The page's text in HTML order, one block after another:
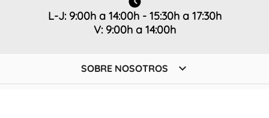
L-J: 9:00h a 14:00h - 15:30h a 17:30h
V: 9:00h a 14:00h
SOBRE NOSOTROS 